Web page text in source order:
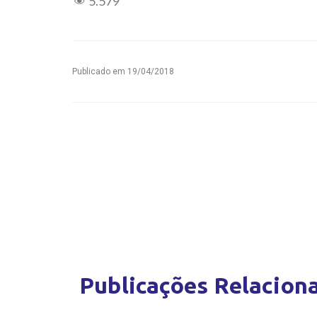
Publicado em 19/04/2018
Publicações